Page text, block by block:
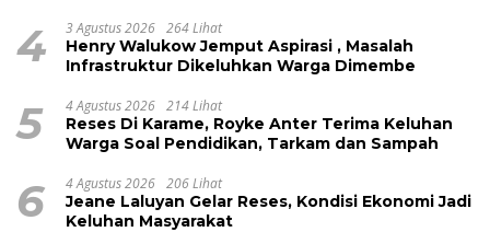
4 3 Agustus 2026 264 Lihat
Henry Walukow Jemput Aspirasi , Masalah
Infrastruktur Dikeluhkan Warga Dimembe
5 4 Agustus 2026 214 Lihat
Reses Di Karame, Royke Anter Terima Keluhan
Warga Soal Pendidikan, Tarkam dan Sampah
6 4 Agustus 2026 206 Lihat
Jeane Laluyan Gelar Reses, Kondisi Ekonomi Jadi
Keluhan Masyarakat